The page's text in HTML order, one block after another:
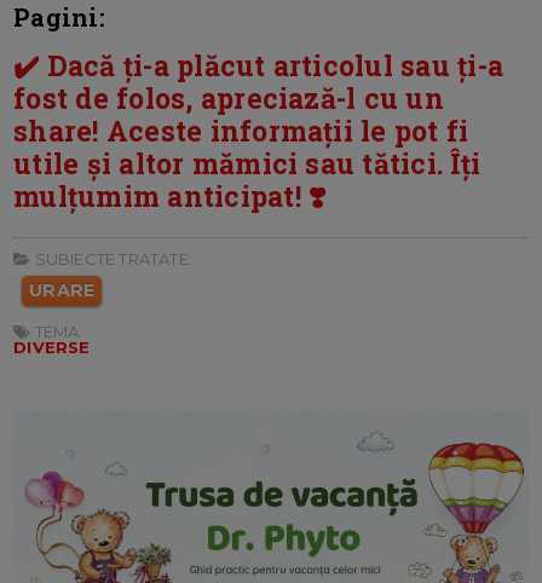
Pagini:
✔️ Dacă ți-a plăcut articolul sau ți-a
fost de folos, apreciază-l cu un
share! Aceste informații le pot fi
utile și altor mămici sau tătici. Îți
mulțumim anticipat! ❣️
SUBIECTE TRATATE:
URARE
TEMA:
DIVERSE